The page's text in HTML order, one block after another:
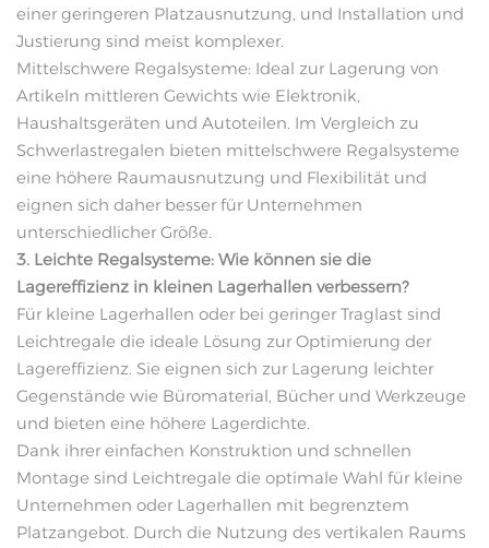
einer geringeren Platzausnutzung, und Installation und
Justierung sind meist komplexer.
Mittelschwere Regalsysteme: Ideal zur Lagerung von
Artikeln mittleren Gewichts wie Elektronik,
Haushaltsgeräten und Autoteilen. Im Vergleich zu
Schwerlastregalen bieten mittelschwere Regalsysteme
eine höhere Raumausnutzung und Flexibilität und
eignen sich daher besser für Unternehmen
unterschiedlicher Größe.
3. Leichte Regalsysteme: Wie können sie die
Lagereffizienz in kleinen Lagerhallen verbessern?
Für kleine Lagerhallen oder bei geringer Traglast sind
Leichtregale die ideale Lösung zur Optimierung der
Lagereffizienz. Sie eignen sich zur Lagerung leichter
Gegenstände wie Büromaterial, Bücher und Werkzeuge
und bieten eine höhere Lagerdichte.
Dank ihrer einfachen Konstruktion und schnellen
Montage sind Leichtregale die optimale Wahl für kleine
Unternehmen oder Lagerhallen mit begrenztem
Platzangebot. Durch die Nutzung des vertikalen Raums